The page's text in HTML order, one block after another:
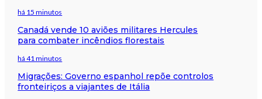
há 15 minutos
Canadá vende 10 aviões militares Hercules
para combater incêndios florestais
há 41 minutos
Migrações: Governo espanhol repõe controlos
fronteiriços a viajantes de Itália